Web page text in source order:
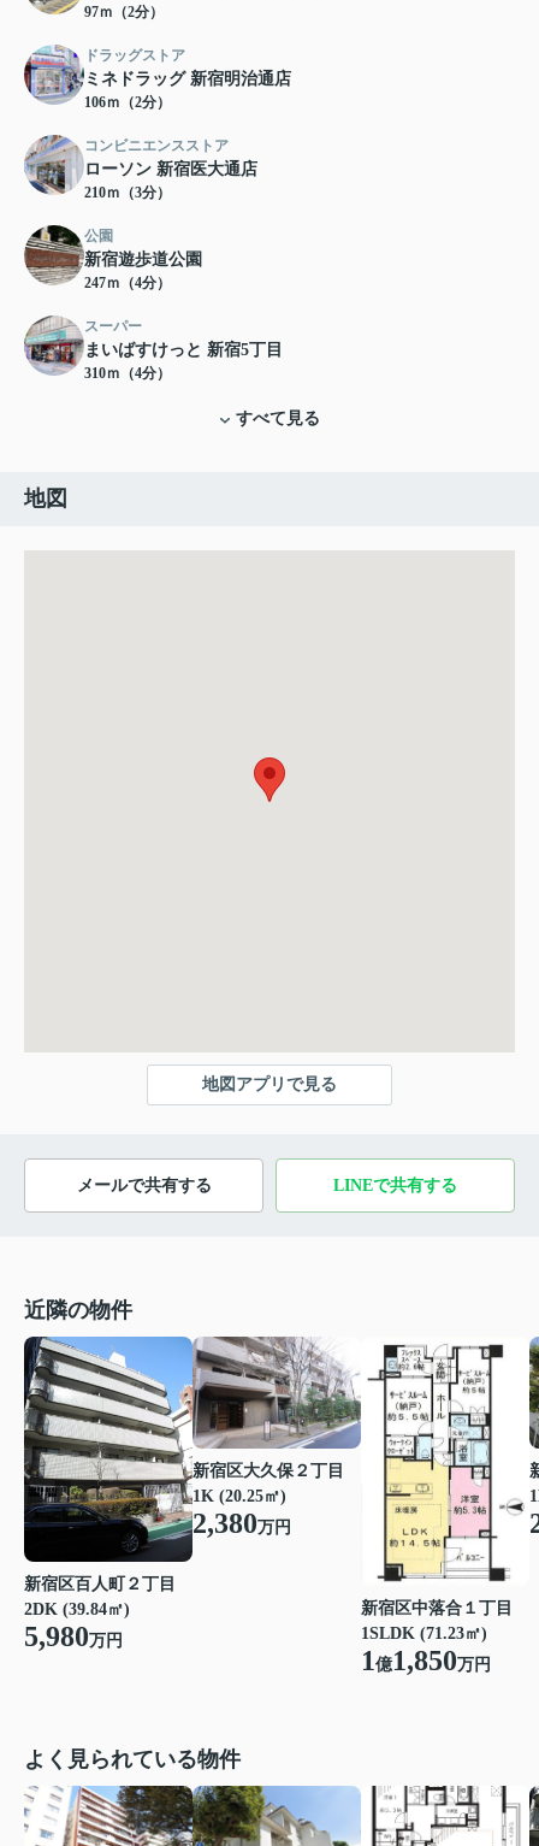
97ｍ（2分）
ドラッグストア
ミネドラッグ 新宿明治通店
106ｍ（2分）
コンビニエンスストア
ローソン 新宿医大通店
210ｍ（3分）
公園
新宿遊歩道公園
247ｍ（4分）
スーパー
まいばすけっと 新宿5丁目
310ｍ（4分）
すべて見る
地図
地図アプリで見る
メールで共有する LINEで共有する
近隣の物件
新宿区百人町２丁目
2DK (39.84㎡)
5,980万円
新宿区大久保２丁目
1K (20.25㎡)
2,380万円
新宿区中落合１丁目
1SLDK (71.23㎡)
1億1,850万円
よく見られている物件